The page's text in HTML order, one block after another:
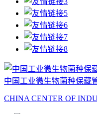
中国工业微生物菌种保藏
CHINA CENTER OF